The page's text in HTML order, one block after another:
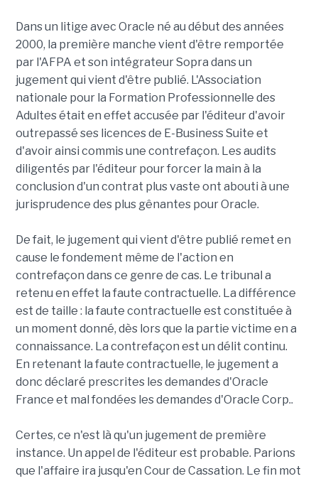
Dans un litige avec Oracle né au début des années
2000, la première manche vient d'être remportée
par l'AFPA et son intégrateur Sopra dans un
jugement qui vient d'être publié. L'Association
nationale pour la Formation Professionnelle des
Adultes était en effet accusée par l'éditeur d'avoir
outrepassé ses licences de E-Business Suite et
d'avoir ainsi commis une contrefaçon. Les audits
diligentés par l'éditeur pour forcer la main à la
conclusion d'un contrat plus vaste ont abouti à une
jurisprudence des plus gênantes pour Oracle.
De fait, le jugement qui vient d'être publié remet en
cause le fondement même de l'action en
contrefaçon dans ce genre de cas. Le tribunal a
retenu en effet la faute contractuelle. La différence
est de taille : la faute contractuelle est constituée à
un moment donné, dès lors que la partie victime en a
connaissance. La contrefaçon est un délit continu.
En retenant la faute contractuelle, le jugement a
donc déclaré prescrites les demandes d'Oracle
France et mal fondées les demandes d'Oracle Corp..
Certes, ce n'est là qu'un jugement de première
instance. Un appel de l'éditeur est probable. Parions
que l'affaire ira jusqu'en Cour de Cassation. Le fin mot